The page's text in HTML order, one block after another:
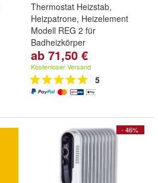
Thermostat Heizstab,
Heizpatrone, Heizelement
Modell REG 2 für
Badheizkörper
ab 71,50 €
Kostenloser Versand
5
- 46%